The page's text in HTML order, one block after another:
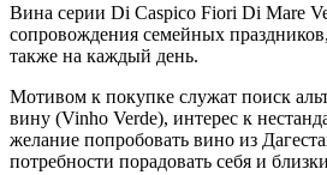
Вина серии Di Caspico Fiori Di Mare
сопровождения семейных
также на каждый день.
Мотивом к покупке служат поиск
вину (Vinho Verde), интерес к
желание попробовать вино из
потребности порадовать себя и